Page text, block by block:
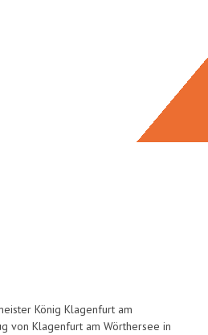
König Klagenfurt am
von Klagenfurt am Wörthersee in